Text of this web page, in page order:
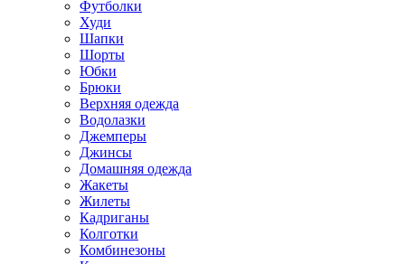
Футболки
Худи
Шапки
Шорты
Юбки
Брюки
Верхняя одежда
Водолазки
Джемперы
Джинсы
Домашняя одежда
Жакеты
Жилеты
Кадриганы
Колготки
Комбинезоны